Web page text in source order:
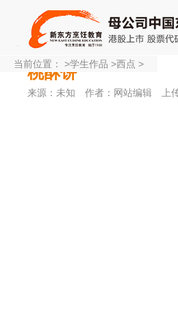
桃酥饼
来源：未知 作者：网站编辑 上
当前位置： >学生作品 >西点 >